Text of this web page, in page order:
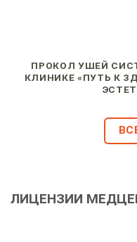
ПРОКОЛ УШЕЙ
КЛИНИКЕ «ПУТЬ К
ЛИЦЕНЗИИ